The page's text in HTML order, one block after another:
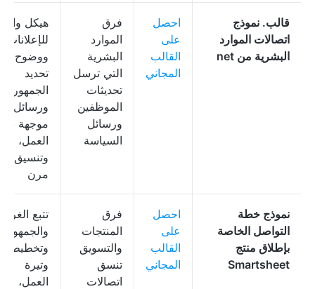
قالب. نموذج
اتصالات الموارد
البشرية من net
احصل
على
القالب
المجاني
فرق
الموارد
البشرية
التي ترسل
تحديثات
الموظفين
ورسائل
السياسة
هيكل
للإعلانات،
ووضوح
تحديد
الجمهور،
ورسائل
موجهة نحو
العمل،
وتنسيق
مرن
نموذج خطة
التواصل الخاصة
بإطلاق منتج
Smartsheet
احصل
على
القالب
المجاني
فرق
المنتجات
والتسويق
تنسق
اتصالات
تتبع
والجمهور،
وتخطيط
وتيرة
العمل،